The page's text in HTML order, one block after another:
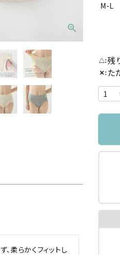
柔らかくフィットし
M-L
△ 残
✕ た